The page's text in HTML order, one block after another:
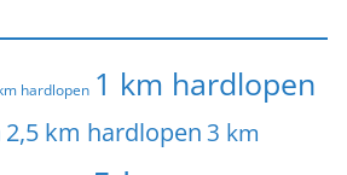
hardlopen 1 km hardlopen
2,5 km hardlopen 3 km